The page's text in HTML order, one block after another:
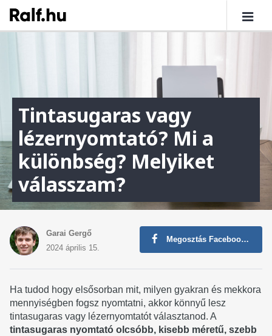
Tintasugaras vagy
lézernyomtató? Mi a
különbség? Melyiket
válasszam?
Garai Gergő
2024 április 15.
Megosztás Facebookon
Ha tudod hogy elsősorban mit, milyen gyakran és mekkora
mennyiségben fogsz nyomtatni, akkor könnyű lesz
tintasugaras vagy lézernyomtatót választanod. A
tintasugaras nyomtató olcsóbb, kisebb méretű, szebb